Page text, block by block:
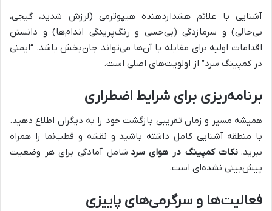
آشنایی با علائم هشداردهنده هیپوترمی (لرزش شدید، گیجی،
بی‌حالی) و سرمازدگی (بی‌حسی و رنگ‌پریدگی اندام‌ها) و دانستن
اقدامات اولیه برای مقابله با آن‌ها می‌تواند جان‌بخش باشد. “ایمنی
در کمپینگ سرد” از اولویت‌های اصلی است.
برنامه‌ریزی برای شرایط اضطراری
همیشه مسیر و زمان تقریبی بازگشت خود را به دیگران اطلاع دهید.
با منطقه آشنایی کامل داشته باشید و نقشه و قطب‌نما را همراه
ببرید. نکات کمپینگ در هوای سرد شامل آمادگی برای هر وضعیت
پیش‌بینی نشده‌ای است.
فعالیت‌ها و سرگرمی‌های پاییزی